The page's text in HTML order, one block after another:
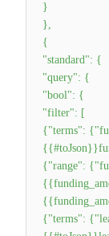
}
},
{
"standard": {
"query": {
"bool": {
"filter": [
{"terms":
{"range":
{"terms":